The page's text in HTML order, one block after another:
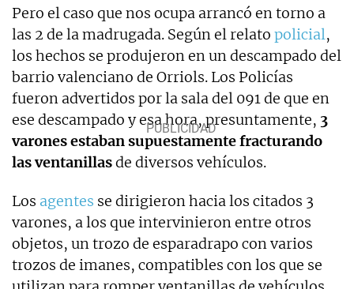
Pero el caso que nos ocupa arrancó en torno a
las 2 de la madrugada. Según el relato policial,
los hechos se produjeron en un descampado del
barrio valenciano de Orriols. Los Policías
fueron advertidos por la sala del 091 de que en
ese descampado y esa hora, presuntamente, 3
varones estaban supuestamente fracturando
las ventanillasde diversos vehículos.
Los agentes se dirigieron hacia los citados 3
varones, a los que intervinieron entre otros
objetos, un trozo de esparadrapo con varios
trozos de imanes, compatibles con los que se